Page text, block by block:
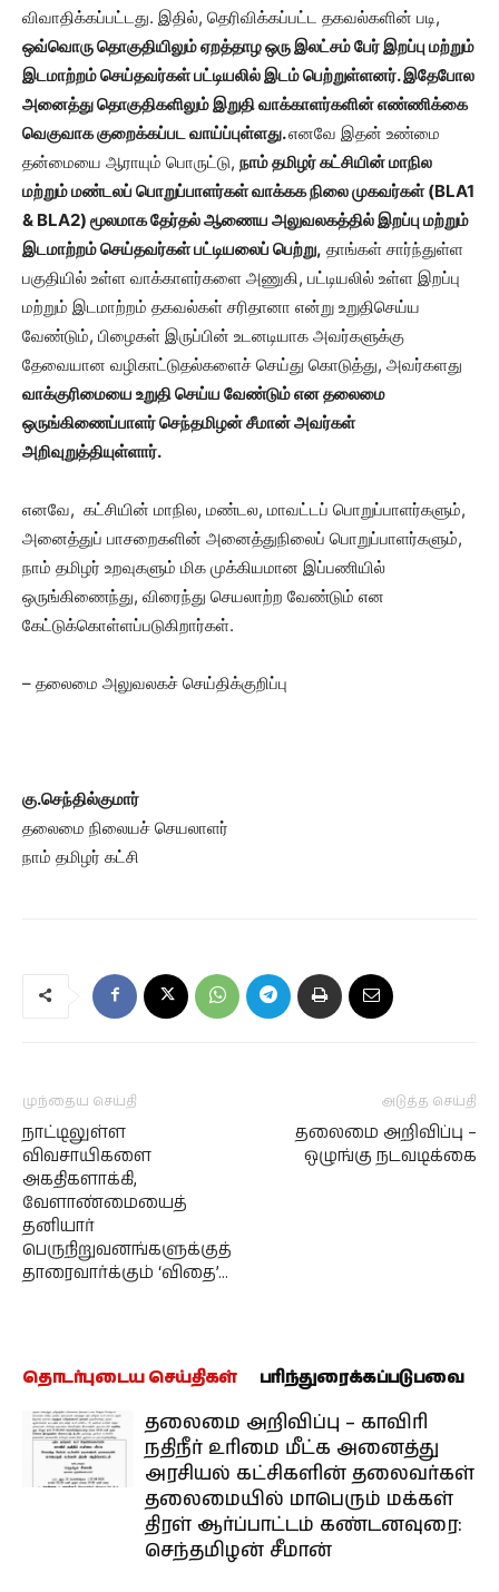
விவாதிக்கப்பட்டது. இதில், தெரிவிக்கப்பட்ட தகவல்களின் படி,
ஒவ்வொரு தொகுதியிலும் ஏறத்தாழ ஒரு இலட்சம் பேர் இறப்பு மற்றும்
இடமாற்றம் செய்தவர்கள் பட்டியலில் இடம் பெற்றுள்ளனர். இதேபோல
அனைத்து தொகுதிகளிலும் இறுதி வாக்காளர்களின் எண்ணிக்கை
வெகுவாக குறைக்கப்பட வாய்ப்புள்ளது.எனவே இதன் உண்மை
தன்மையை ஆராயும் பொருட்டு, நாம் தமிழர் கட்சியின் மாநில
மற்றும் மண்டலப் பொறுப்பாளர்கள் வாக்கக நிலை முகவர்கள் (BLA1
& BLA2) மூலமாக தேர்தல் ஆணைய அலுவலகத்தில் இறப்பு மற்றும்
இடமாற்றம் செய்தவர்கள் பட்டியலைப் பெற்று, தாங்கள் சார்ந்துள்ள
பகுதியில் உள்ள வாக்காளர்களை அணுகி, பட்டியலில் உள்ள இறப்பு
மற்றும் இடமாற்றம் தகவல்கள் சரிதானா என்று உறுதிசெய்ய
வேண்டும், பிழைகள் இருப்பின் உடனடியாக அவர்களுக்கு
தேவையான வழிகாட்டுதல்களைச் செய்து கொடுத்து, அவர்களது
வாக்குரிமையை உறுதி செய்ய வேண்டும் என தலைமை
ஒருங்கிணைப்பாளர் செந்தமிழன் சீமான் அவர்கள்
அறிவுறுத்தியுள்ளார்.
எனவே, கட்சியின் மாநில, மண்டல, மாவட்டப் பொறுப்பாளர்களும்,
அனைத்துப் பாசறைகளின் அனைத்துநிலைப் பொறுப்பாளர்களும்,
நாம் தமிழர் உறவுகளும் மிக முக்கியமான இப்பணியில்
ஒருங்கிணைந்து, விரைந்து செயலாற்ற வேண்டும் என
கேட்டுக்கொள்ளப்படுகிறார்கள்.
– தலைமை அலுவலகச் செய்திக்குறிப்பு
கு.செந்தில்குமார்
தலைமை நிலையச் செயலாளர்
நாம் தமிழர் கட்சி
முந்தைய செய்தி
நாட்டிலுள்ள
விவசாயிகளை
அகதிகளாக்கி,
வேளாண்மையைத்
தனியார்
பெருநிறுவனங்களுக்குத்
தாரைவார்க்கும் ‘விதை’…
அடுத்த செய்தி
தலைமை அறிவிப்பு –
ஒழுங்கு நடவடிக்கை
தொடர்புடைய செய்திகள் பரிந்துரைக்கப்படுபவை
தலைமை அறிவிப்பு – காவிரி
நதிநீர் உரிமை மீட்க அனைத்து
அரசியல் கட்சிகளின் தலைவர்கள்
தலைமையில் மாபெரும் மக்கள்
திரள் ஆர்ப்பாட்டம் கண்டனவுரை:
செந்தமிழன் சீமான்